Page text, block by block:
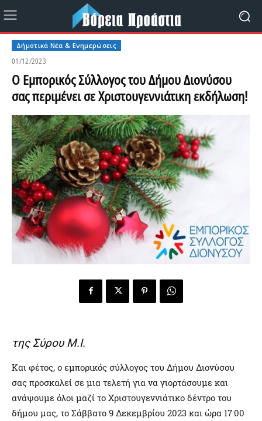
Δήμοτικά Νέα & Ενημερώσεις
01/12/2023
Ο Εμπορικός Σύλλογος του Δήμου Διονύσου
σας περιμένει σε Χριστουγεννιάτικη εκδήλωση!
της Σύρου Μ.Ι.
Και φέτος, ο εμπορικός σύλλογος του Δήμου Διονύσου
σας προσκαλεί σε μια τελετή για να γιορτάσουμε και
ανάψουμε όλοι μαζί το Χριστουγεννιάτικο δέντρο του
δήμου μας, το Σάββατο 9 Δεκεμβρίου 2023 και ώρα 17:00